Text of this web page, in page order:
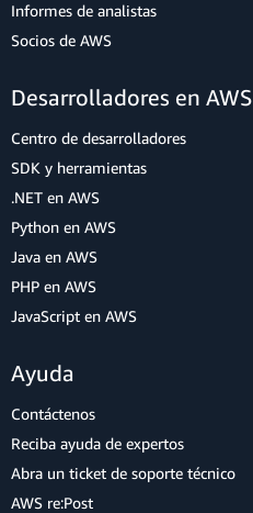
Informes de analistas
Socios de AWS
Desarrolladores en AWS
Centro de desarrolladores
SDK y herramientas
.NET en AWS
Python en AWS
Java en AWS
PHP en AWS
JavaScript en AWS
Ayuda
Contáctenos
Reciba ayuda de expertos
Abra un ticket de soporte técnico
AWS re:Post